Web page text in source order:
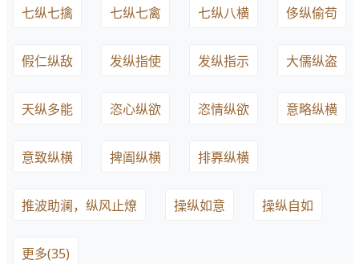
七纵七擒 七纵七禽 七纵八横 侈纵偷苟
假仁纵敌 发纵指使 发纵指示 大儒纵盗
天纵多能 恣心纵欲 恣情纵欲 意略纵横
意致纵横 捭阖纵横 排奡纵横
推波助澜，纵风止燎 操纵如意 操纵自如
更多(35)